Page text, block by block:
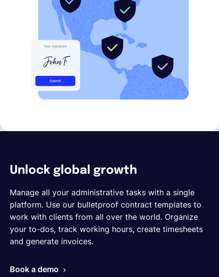
Unlock global growth
Manage all your administrative tasks with a single
platform. Use our bulletproof contract templates to
work with clients from all over the world. Organize
your to-dos, track working hours, create timesheets
and generate invoices.
Book a demo